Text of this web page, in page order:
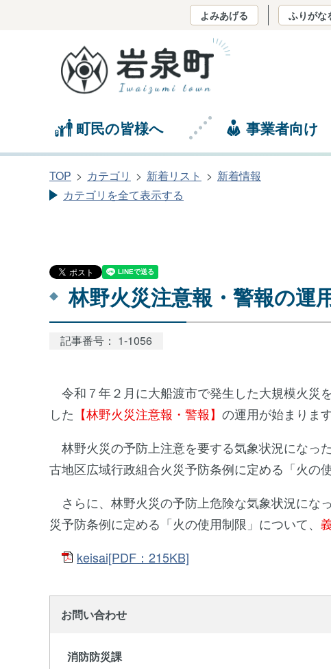
町民の皆様へ 事業者向け
よみあげる ふりがな
TOP カテゴリ 新着リスト
新着情報
カテゴリを全て表示する
林野火災注意報・警報の運
記事番号： 1-1056
令和７年２月に大船渡市で発生した大規模火災
した 【林野火災注意報・警報】 の運用が始まります
林野火災の予防上注意を要する気象状況になった
古地区広域行政組合火災予防条例に定める「火の
さらに、林野火災の予防上危険な気象状況になっ
災予防条例に定める「火の使用制限」について、
keisai[PDF：215KB]
お問い合わせ
消防防災課